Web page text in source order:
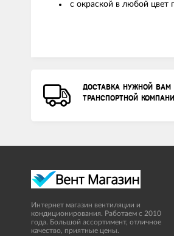
с окраской в любой цвет
ДОСТАВКА НУЖНОЙ ВАМ
ТРАНСПОРТНОЙ
Интернет магазин вентиляции и
кондиционирования. Работаем с 2010
года. Большой ассортимент, отличное
качество, приятные цены.